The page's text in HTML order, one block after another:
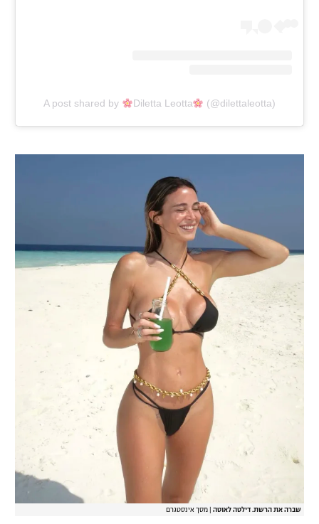
A post shared by Diletta Leotta (@dilettaleotta)
שברה את הרשת. דילטה לאוטה מסך אינסטגרם